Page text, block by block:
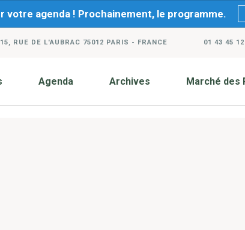
votre agenda ! Prochainement, le programme.
15, RUE DE L'AUBRAC 75012 PARIS - FRANCE 01 43 45
Agenda Archives Marché des